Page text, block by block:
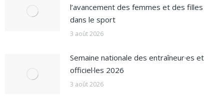
l’avancement des femmes et des filles
dans le sport
3 août 2026
Semaine nationale des entraîneur·es et
officiel·les 2026
3 août 2026